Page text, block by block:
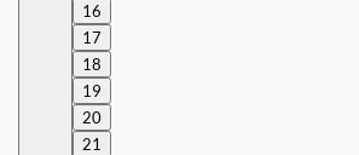
16
17
18
19
20
21